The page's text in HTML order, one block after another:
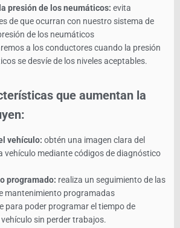
presión de los neumáticos: evita
de que ocurran con nuestro sistema de
de los neumáticos
a los conductores cuando la presión
se desvíe de los niveles aceptables.
que aumentan la
vehículo: obtén una imagen clara del
vehículo mediante códigos de diagnóstico
programado: realiza un seguimiento de las
mantenimiento programadas
para poder programar el tiempo de
sin perder trabajos.